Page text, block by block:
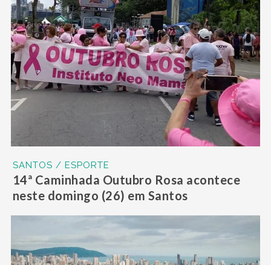
SANTOS / ESPORTE
14ª Caminhada Outubro Rosa acontece
neste domingo (26) em Santos